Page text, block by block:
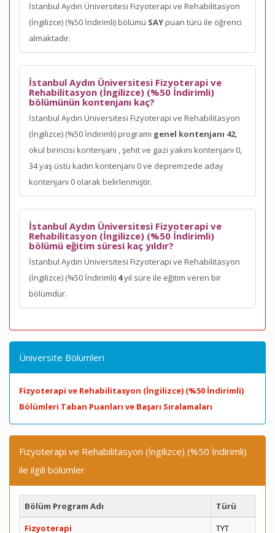
İstanbul Aydın Üniversitesi Fizyoterapi ve Rehabilitasyon
(İngilizce) (%50 İndirimli) bölümü SAYpuan türü ile öğrenci
almaktadır.
İstanbul Aydın Üniversitesi Fizyoterapi ve
Rehabilitasyon (İngilizce) (%50 İndirimli)
bölümünün kontenjanı kaç?
İstanbul Aydın Üniversitesi Fizyoterapi ve Rehabilitasyon
(İngilizce) (%50 İndirimli) programı genel kontenjanı 42,
okul birincisi kontenjanı , şehit ve gazi yakını kontenjanı 0,
34 yaş üstü kadın kontenjanı 0 ve depremzede aday
kontenjanı 0 olarak belirlenmiştir.
İstanbul Aydın Üniversitesi Fizyoterapi ve
Rehabilitasyon (İngilizce) (%50 İndirimli)
bölümü eğitim süresi kaç yıldır?
İstanbul Aydın Üniversitesi Fizyoterapi ve Rehabilitasyon
(İngilizce) (%50 İndirimli) 4yıl süre ile eğitim veren bir
bölümdür.
Üniversite Bölümleri
Fizyoterapi ve Rehabilitasyon (İngilizce) (%50 İndirimli)
Bölümleri Taban Puanları ve Başarı Sıralamaları
Fizyoterapi ve Rehabilitasyon (İngilizce) (%50 İndirimli)
ile ilgili bölümler
Bölüm Program Adı
Türü
Fizyoterapi
TYT